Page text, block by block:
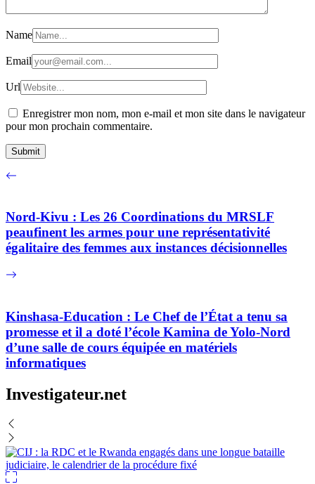
Name
Email
Url
Enregistrer mon nom, mon e-mail et mon site dans le navigateur
pour mon prochain commentaire.
Nord-Kivu : Les 26 Coordinations du MRSLF
peaufinent les armes pour une représentativité
égalitaire des femmes aux instances décisionnelles
Kinshasa-Education : Le Chef de l’État a tenu sa
promesse et il a doté l’école Kamina de Yolo-Nord
d’une salle de cours équipée en matériels
informatiques
Investigateur.net